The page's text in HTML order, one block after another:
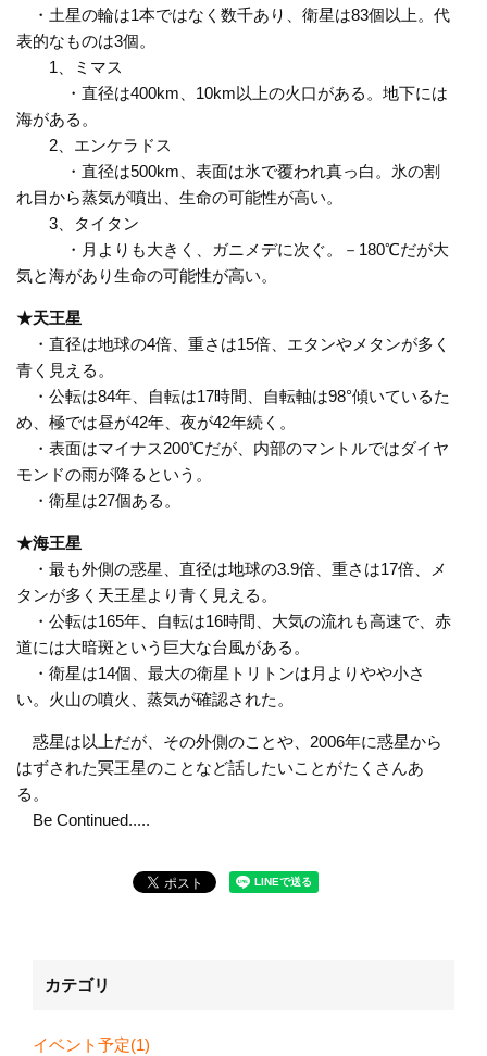
・土星の輪は1本ではなく数千あり、衛星は83個以上。代
表的なものは3個。
1、ミマス
・直径は400km、10km以上の火口がある。地下には
海がある。
2、エンケラドス
・直径は500km、表面は氷で覆われ真っ白。氷の割
れ目から蒸気が噴出、生命の可能性が高い。
3、タイタン
・月よりも大きく、ガニメデに次ぐ。－180℃だが大
気と海があり生命の可能性が高い。
★天王星
・直径は地球の4倍、重さは15倍、エタンやメタンが多く
青く見える。
・公転は84年、自転は17時間、自転軸は98°傾いているた
め、極では昼が42年、夜が42年続く。
・表面はマイナス200℃だが、内部のマントルではダイヤ
モンドの雨が降るという。
・衛星は27個ある。
★海王星
・最も外側の惑星、直径は地球の3.9倍、重さは17倍、メ
タンが多く天王星より青く見える。
・公転は165年、自転は16時間、大気の流れも高速で、赤
道には大暗斑という巨大な台風がある。
・衛星は14個、最大の衛星トリトンは月よりやや小さ
い。火山の噴火、蒸気が確認された。
惑星は以上だが、その外側のことや、2006年に惑星から
はずされた冥王星のことなど話したいことがたくさんあ
る。
Be Continued.....
カテゴリ
イベント予定(1)